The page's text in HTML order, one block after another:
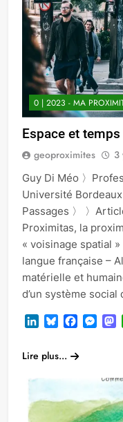
0 | 2023 - MA
Espace et
geoproximites 3
Guy Di Méo 〉
Université
Passages 〉 〉
Proximitas, la
« voisinage spatial
langue française –
matérielle et
d’un système social
LinkedInBluesky
Lire plus...